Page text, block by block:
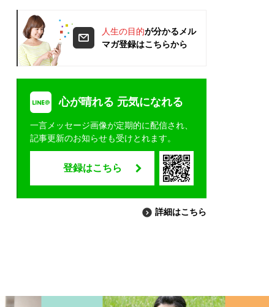
人生の目的が分かるメル
マガ登録はこちらから
心が晴れる 元気になれる
一言メッセージ画像が定期的に配信され、
記事更新のお知らせも受けとれます。
登録はこちら
詳細はこちら